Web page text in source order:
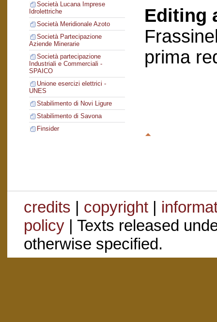
Società Lucana Imprese
Idrolettriche
Società Meridionale Azoto
Società Partecipazione
Aziende Minerarie
Società partecipazione
Industriali e Commerciali -
SPAICO
Unione esercizi elettrici -
UNES
Stabilimento di Novi Ligure
Stabilimento di Savona
Finsider
Editing
prima
credits | copyright|
policy| Texts released
otherwise specified.